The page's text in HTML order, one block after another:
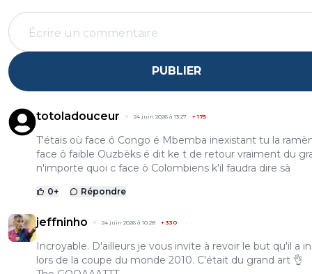
PUBLIER
totoladouceur 24 juin 2026 à 13:27 +175
T'étais où face ô Congo é Mbemba inexistant tu la
face ô faible Ouzbèks é dit ke t de retour vraiment du
n'importe quoi c face ô Colombiens k'il faudra dire sà
0+ Répondre
jeffninho 24 juin 2026 à 10:28 + 330
Incroyable. D'ailleurs je vous invite à revoir le but qu'il a
lors de la coupe du monde 2010. C'était du grand art 👌